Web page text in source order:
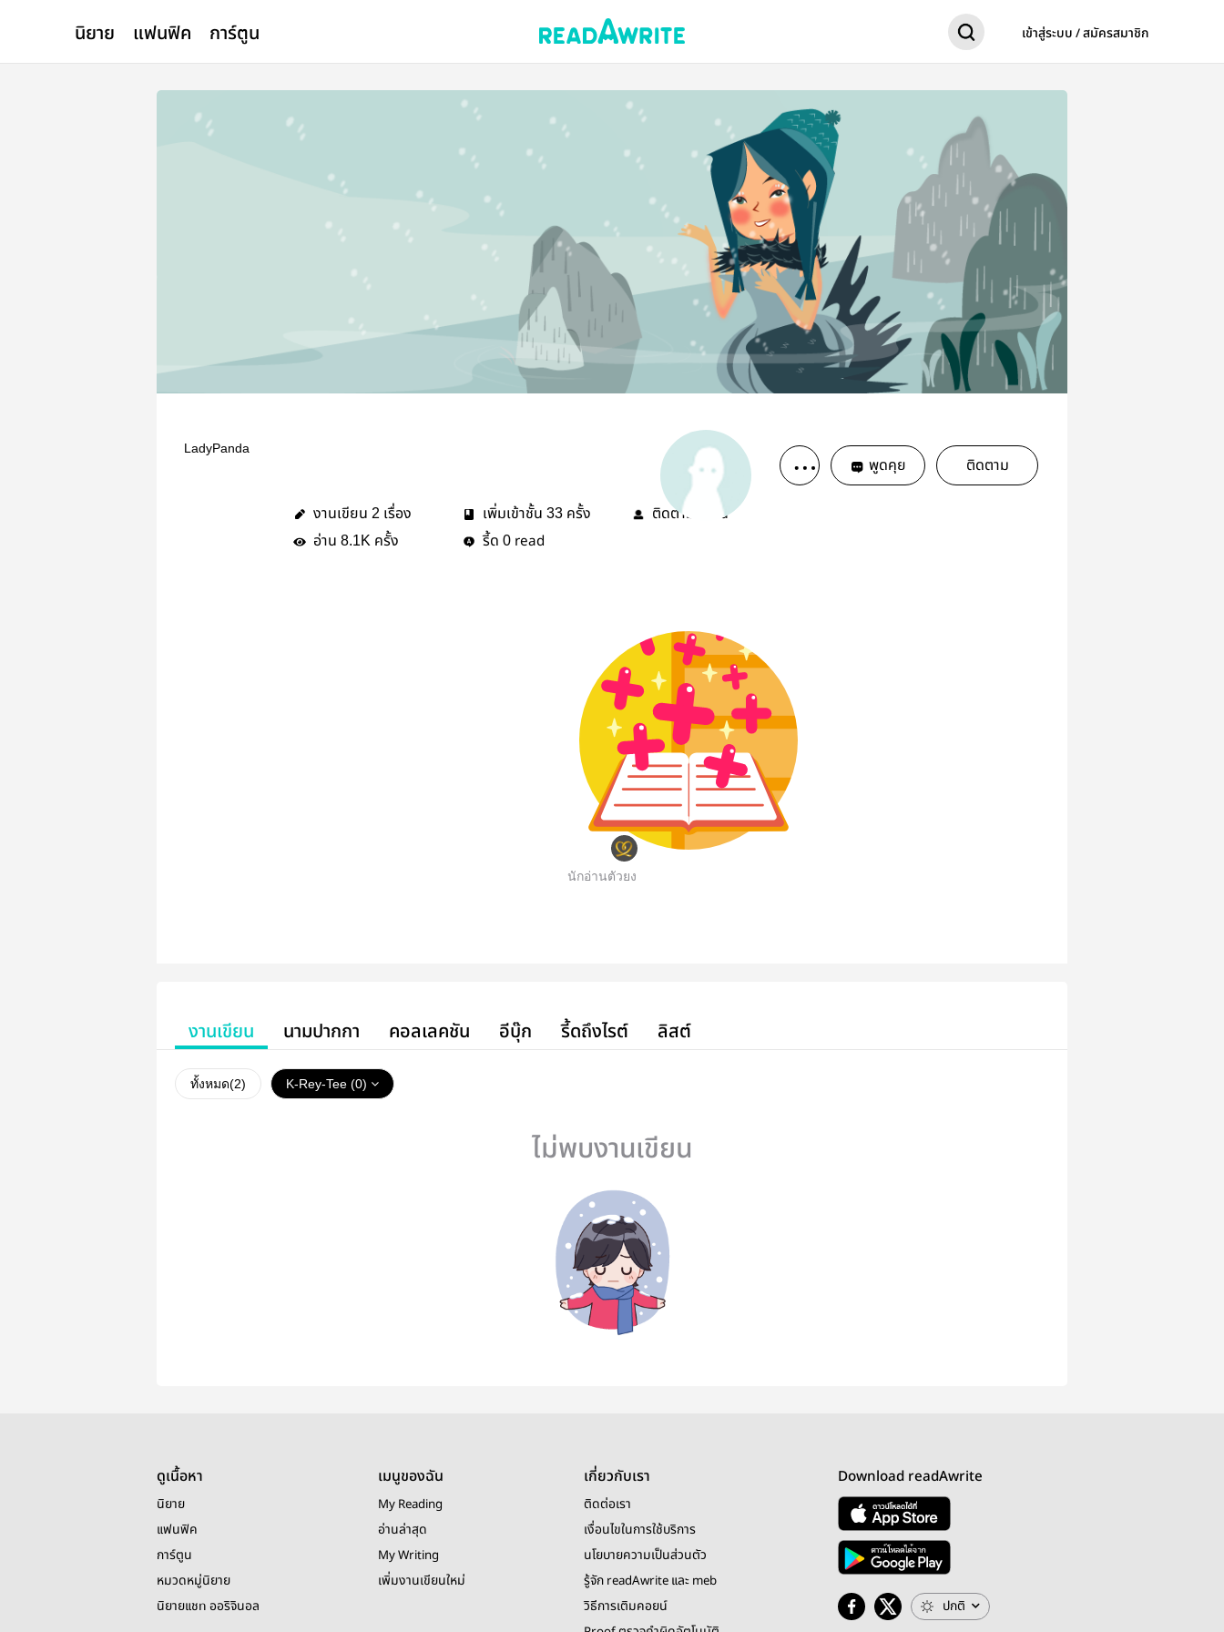
นิยาย แฟนฟิค การ์ตูน เข้าสู่ระบบ / สมัครสมาชิก
LadyPanda
พูดคุย ติดตาม
งานเขียน 2 เรื่อง เพิ่มเข้าชั้น 33 ครั้ง ติดตาม
คน
อ่าน 8.1K ครั้ง รี้ด 0 read
นักอ่านตัวยง
งานเขียน นามปากกา คอลเลคชัน อีบุ๊ก รี้ดถึงไรต์ ลิสต์
ทั้งหมด(2) K-Rey-Tee (0)
ไม่พบงานเขียน
ดูเนื้อหา
นิยาย
แฟนฟิค
การ์ตูน
หมวดหมู่นิยาย
นิยายแชท ออริจินอล
เมนูของฉัน
My Reading
อ่านล่าสุด
My Writing
เพิ่มงานเขียนใหม่
เกี่ยวกับเรา
ติดต่อเรา
เงื่อนไขในการใช้บริการ
นโยบายความเป็นส่วนตัว
รู้จัก readAwrite และ meb
วิธีการเติมคอยน์
Download readAwrite
ปกติ